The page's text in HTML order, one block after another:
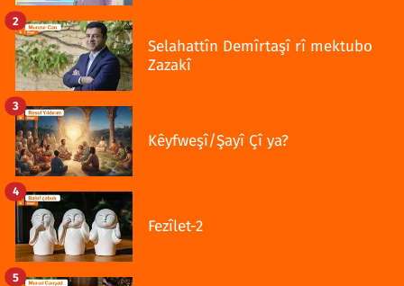
Selahattîn Demîrtaşî rî mektubo
Zazakî
2
Kêyfweşî/Şayî Çî ya?
3
Fezîlet-2
4
5